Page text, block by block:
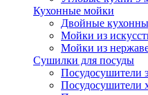
Кухонные мойки
Двойные
Мойки из
Мойки из
Сушилки для посуды
Посудосушители
Посудосушители